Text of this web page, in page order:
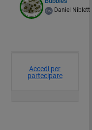
Daniel Niblett